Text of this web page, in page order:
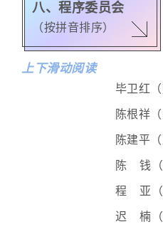
八、程序委员会
（按拼音排序）
上下滑动阅读
毕卫红（
陈根祥
陈建平
陈 钱（
程 亚（
迟 楠（